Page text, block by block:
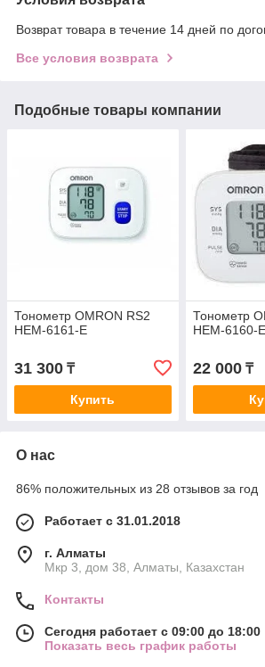
Возврат товара в течение 14 дней по
Все условия возврата
Подобные товары компании
Тонометр OMRON RS2
HEM-6161-E
31 300 ₸
Купить
Тонометр
HEM-6160-E
22 000₸
О нас
86% положительных из 28 отзывов за год
Работает с 31.01.2018
г. Алматы
Мкр 3, дом 38, Алматы, Казахстан
Контакты
Сегодня работает с 09:00 до 18:00
Показать весь график работы